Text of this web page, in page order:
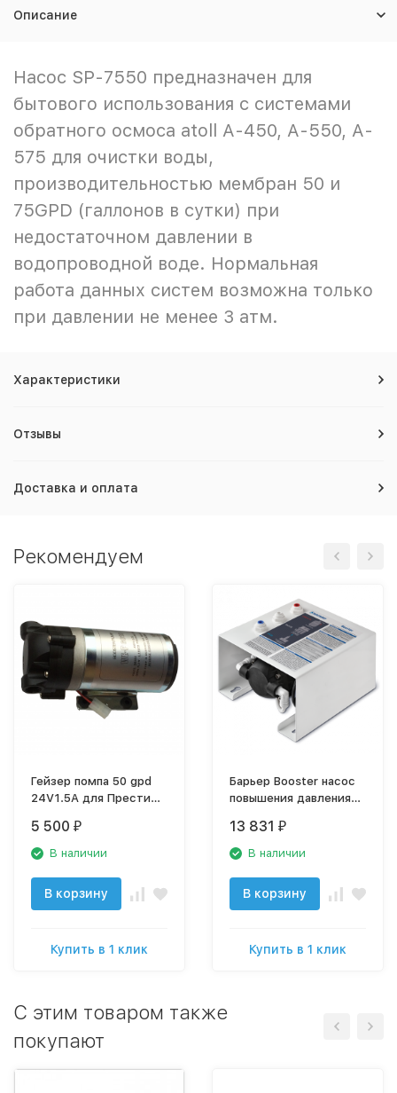
Описание
Насос SP-7550 предназначен для
бытового использования с системами
обратного осмоса atoll A-450, A-550, A-
575 для очистки воды,
производительностью мембран 50 и
75GPD (галлонов в сутки) при
недостаточном давлении в
водопроводной воде. Нормальная
работа данных систем возможна только
при давлении не менее 3 атм.
Характеристики
Отзывы
Доставка и оплата
Рекомендуем
Гейзер помпа 50 gpd
24V1.5A для Престиж-
5 500 ₽
В наличии
В корзину
Купить в 1 клик
Барьер Booster насос
повышения давления
осмоса
13 831 ₽
В наличии
В корзину
Купить в 1 клик
C этим товаром также
покупают